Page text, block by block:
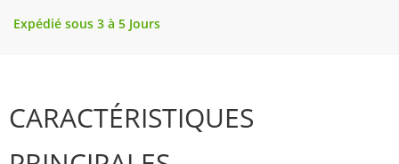
Expédié sous 3 à 5 Jours
CARACTÉRISTIQUES